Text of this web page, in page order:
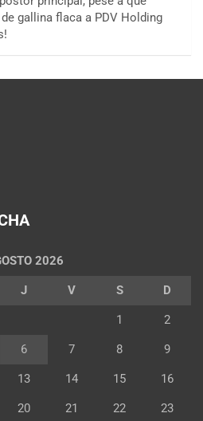
gallina flaca a PDV Holding
2026
J V S D
1 2
6 7 8 9
13 14 15 16
20 21 22 23